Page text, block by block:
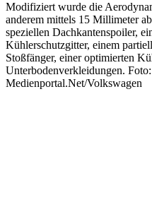
Modifiziert wurde die
anderem mittels 15 Millimeter
speziellen Dachkantenspoiler,
Kühlerschutzgitter, einem
Stoßfänger, einer optimierten
Unterbodenverkleidungen.
Medienportal.Net/Volkswagen